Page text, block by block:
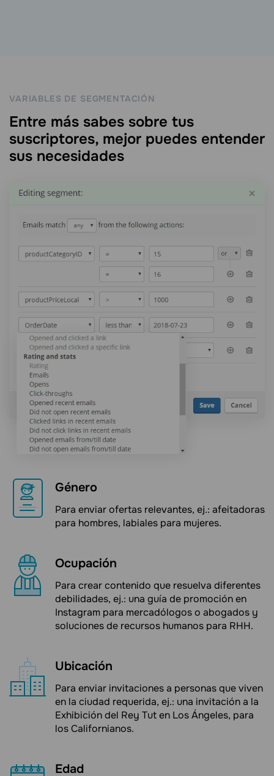
VARIABLES DE SEGMENTACIÓN
Entre más sabes sobre tus
suscriptores, mejor puedes entender
sus necesidades
Género
Para enviar ofertas relevantes, ej.: afeitadoras
para hombres, labiales para mujeres.
Ocupación
Para crear contenido que resuelva diferentes
debilidades, ej.: una guía de promoción en
Instagram para mercadólogos o abogados y
soluciones de recursos humanos para RHH.
Ubicación
Para enviar invitaciones a personas que viven
en la ciudad requerida, ej.: una invitación a la
Exhibición del Rey Tut en Los Ángeles, para
los Californianos.
Edad